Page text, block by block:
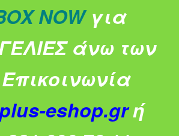
NOW για
άνω των
Επικοινωνία
eshop.grή